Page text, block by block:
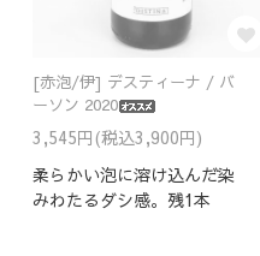
[赤泡/伊] デスティーナ / バ
ーソン 2020
3,545円(税込3,900円)
柔らかい泡に溶け込んだ染
みわたるダシ感。残1本